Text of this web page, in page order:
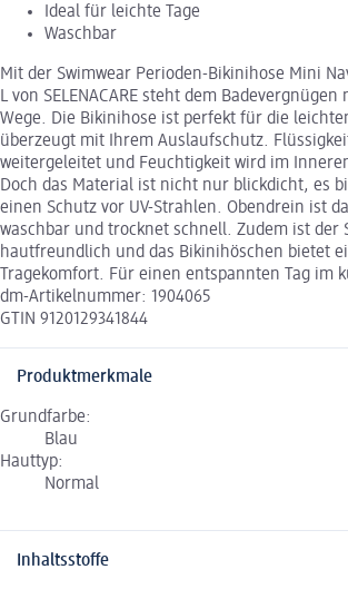
Ideal für leichte Tage
Waschbar
Mit der Swimwear Perioden-Bikinihose Mini
L von SELENACARE steht dem
Wege. Die Bikinihose ist perfekt für die
überzeugt mit Ihrem Auslaufschutz.
weitergeleitet und Feuchtigkeit wird im
Doch das Material ist nicht nur blickdicht, es
einen Schutz vor UV-Strahlen. Obendrein ist
waschbar und trocknet schnell. Zudem ist der
hautfreundlich und das Bikinihöschen bietet
Tragekomfort. Für einen entspannten Tag im
dm-Artikelnummer: 1904065
GTIN 9120129341844
Produktmerkmale
Grundfarbe:
Blau
Hauttyp:
Normal
Inhaltsstoffe